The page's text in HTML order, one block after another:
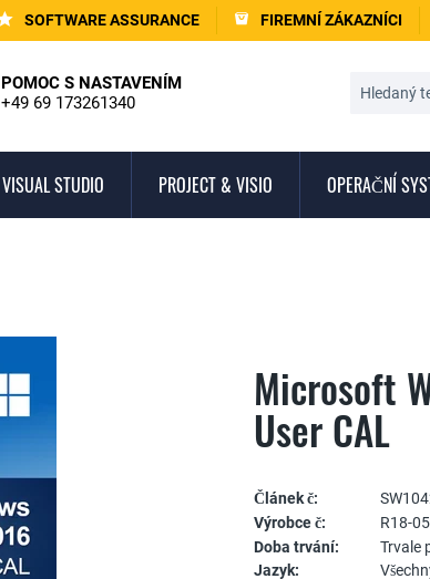
SOFTWARE ASSURANCE FIREMNÍ ZÁKAZNÍCI
POMOC S NASTAVENÍM
+49 69 173261340
VISUAL STUDIO PROJECT & VISIO OPERAČNÍ
Microsoft
User CAL
Článek č:
Výrobce č:
R18-
Doba trvání:
Trvale
Jazyk: